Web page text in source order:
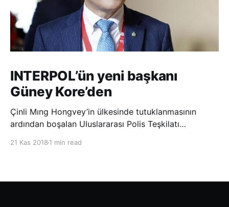
INTERPOL’ün yeni başkanı
Güney Kore’den
Çinli Mıng Hongvey’in ülkesinde tutuklanmasının
ardından boşalan Uluslararası Polis Teşkilatı
21 Kas 2018 1 min read